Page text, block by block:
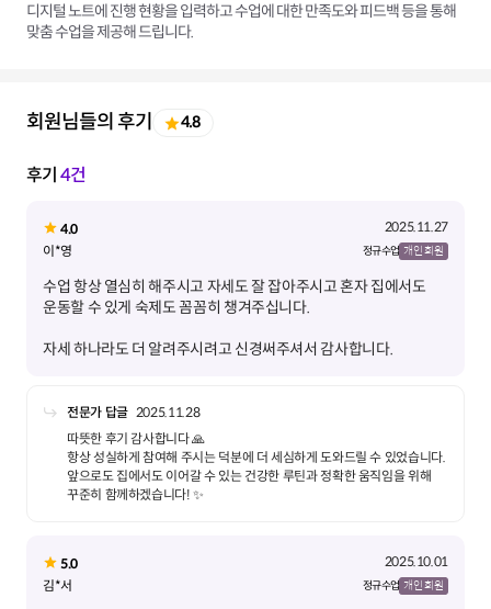
디지털 노트에 진행 현황을 입력하고 수업에 대한 만족도와 피드백 등을 통해
맞춤 수업을 제공해 드립니다.
회원님들의 후기 4.8
후기 4건
4.0
2025.11.27
이*영
정규 수업 개인 회원
수업 항상 열심히 해주시고 자세도 잘 잡아주시고 혼자 집에서도
자세 하나라도 더 알려주시려고 신경써주셔서 감사합니다.
전문가 답글 2025.11.28
따뜻한 후기 감사합니다 🙏
항상 성실하게 참여해 주시는 덕분에 더 세심하게 도와드릴 수 있었습니다.
앞으로도 집에서도 이어갈 수 있는 건강한 루틴과 정확한 움직임을 위해
꾸준히 함께하겠습니다! ✨
5.0
2025.10.01
김*서
정규 수업 개인 회원